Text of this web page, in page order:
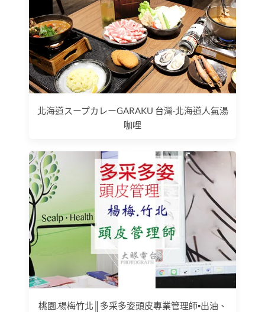
北海道スープカレーGARAKU 台灣·北海道人氣湯
咖哩
桃園.楊梅竹北║多采多姿頭皮專業管理師▪出油、